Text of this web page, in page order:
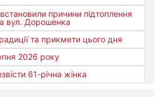
причини підтоплення
вул. Дорошенка
та прикмети цього дня
2026 року
61-річна жінка